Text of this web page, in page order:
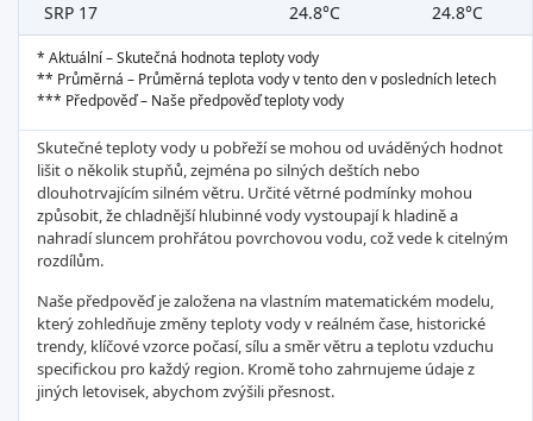
SRP 17
24.8°C 24.8°C
* Aktuální – Skutečná hodnota teploty vody
** Průměrná – Průměrná teplota vody v tento den v posledních letech
*** Předpověď – Naše předpověď teploty vody
Skutečné teploty vody u pobřeží se mohou od uváděných hodnot
lišit o několik stupňů, zejména po silných deštích nebo
dlouhotrvajícím silném větru. Určité větrné podmínky mohou
způsobit, že chladnější hlubinné vody vystoupají k hladině a
nahradí sluncem prohřátou povrchovou vodu, což vede k citelným
rozdílům.
Naše předpověď je založena na vlastním matematickém modelu,
který zohledňuje změny teploty vody v reálném čase, historické
trendy, klíčové vzorce počasí, sílu a směr větru a teplotu vzduchu
specifickou pro každý region. Kromě toho zahrnujeme údaje z
jiných letovisek, abychom zvýšili přesnost.